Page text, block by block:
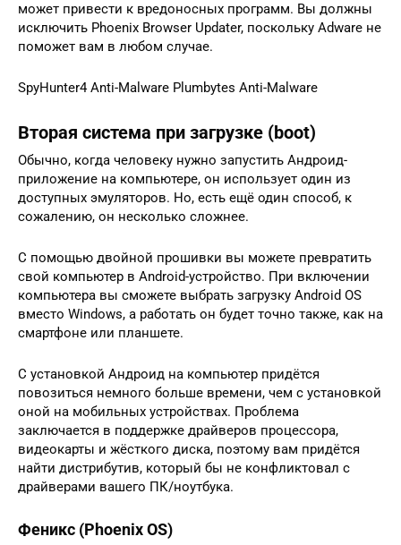
может привести к вредоносных программ. Вы должны
исключить Phoenix Browser Updater, поскольку Adware не
поможет вам в любом случае.
SpyHunter4 Anti-Malware Plumbytes Anti-Malware
Вторая система при загрузке (boot)
Обычно, когда человеку нужно запустить Андроид-
приложение на компьютере, он использует один из
доступных эмуляторов. Но, есть ещё один способ, к
сожалению, он несколько сложнее.
С помощью двойной прошивки вы можете превратить
свой компьютер в Android-устройство. При включении
компьютера вы сможете выбрать загрузку Android OS
вместо Windows, а работать он будет точно также, как на
смартфоне или планшете.
С установкой Андроид на компьютер придётся
повозиться немного больше времени, чем с установкой
оной на мобильных устройствах. Проблема
заключается в поддержке драйверов процессора,
видеокарты и жёсткого диска, поэтому вам придётся
найти дистрибутив, который бы не конфликтовал с
драйверами вашего ПК/ноутбука.
Феникс (Phoenix OS)